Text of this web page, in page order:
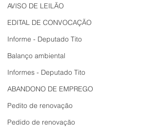
AVISO DE LEILÃO
EDITAL DE CONVOCAÇÃO
Informe - Deputado Tito
Balanço ambiental
Informes - Deputado Tito
ABANDONO DE EMPREGO
Pedito de renovação
Pedido de renovação